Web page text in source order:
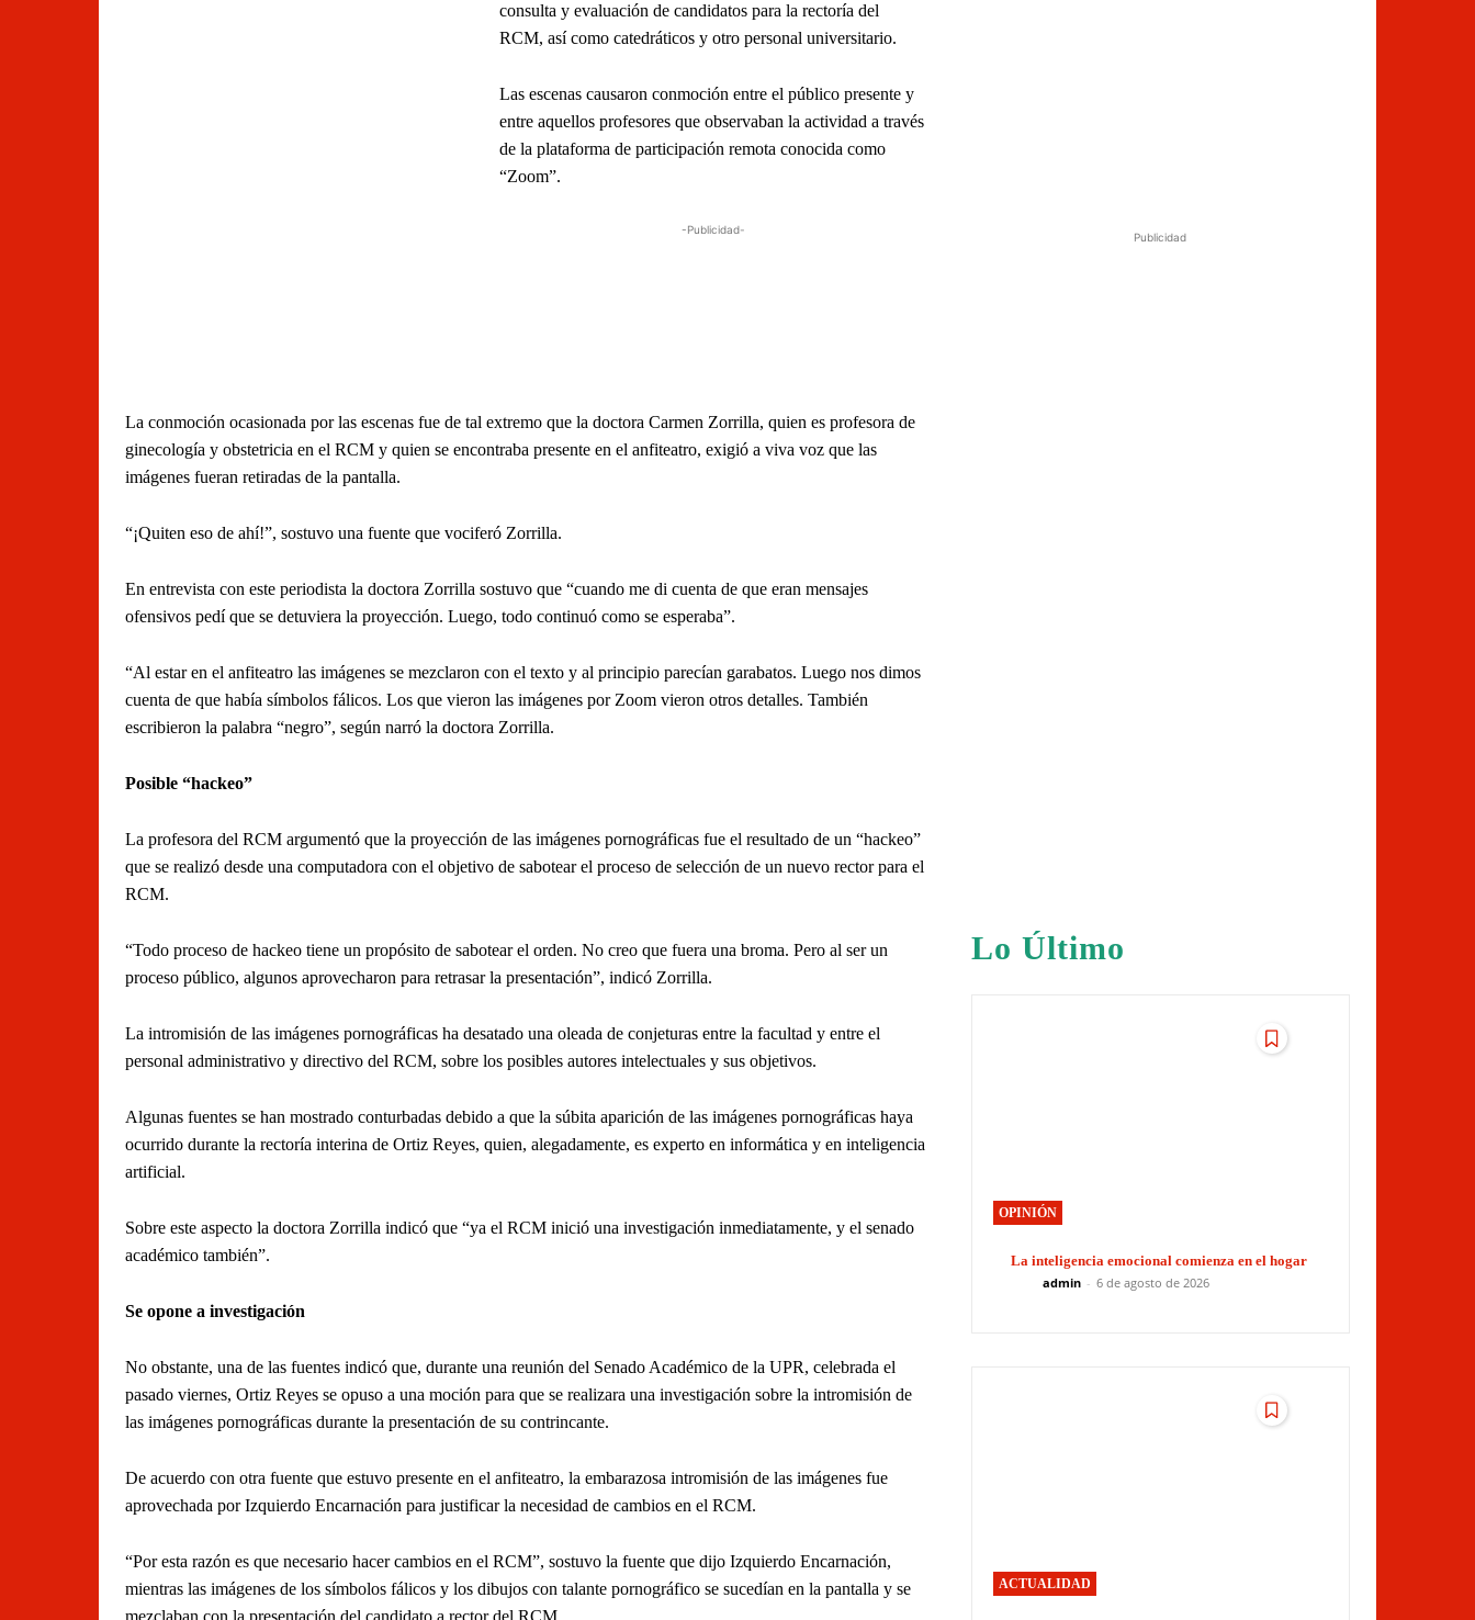
consulta y evaluación de candidatos para la rectoría del
RCM, así como catedráticos y otro personal universitario.
Las escenas causaron conmoción entre el público presente y
entre aquellos profesores que observaban la actividad a través
de la plataforma de participación remota conocida como
“Zoom”.
-Publicidad-
La conmoción ocasionada por las escenas fue de tal extremo que la doctora Carmen Zorrilla, quien es profesora de
ginecología y obstetricia en el RCM y quien se encontraba presente en el anfiteatro, exigió a viva voz que las
imágenes fueran retiradas de la pantalla.
“¡Quiten eso de ahí!”, sostuvo una fuente que vociferó Zorrilla.
En entrevista con este periodista la doctora Zorrilla sostuvo que “cuando me di cuenta de que eran mensajes
ofensivos pedí que se detuviera la proyección. Luego, todo continuó como se esperaba”.
“Al estar en el anfiteatro las imágenes se mezclaron con el texto y al principio parecían garabatos. Luego nos dimos
cuenta de que había símbolos fálicos. Los que vieron las imágenes por Zoom vieron otros detalles. También
escribieron la palabra “negro”, según narró la doctora Zorrilla.
Posible “hackeo”
La profesora del RCM argumentó que la proyección de las imágenes pornográficas fue el resultado de un “hackeo”
que se realizó desde una computadora con el objetivo de sabotear el proceso de selección de un nuevo rector para el
RCM.
“Todo proceso de hackeo tiene un propósito de sabotear el orden. No creo que fuera una broma. Pero al ser un
proceso público, algunos aprovecharon para retrasar la presentación”, indicó Zorrilla.
La intromisión de las imágenes pornográficas ha desatado una oleada de conjeturas entre la facultad y entre el
personal administrativo y directivo del RCM, sobre los posibles autores intelectuales y sus objetivos.
Algunas fuentes se han mostrado conturbadas debido a que la súbita aparición de las imágenes pornográficas haya
ocurrido durante la rectoría interina de Ortiz Reyes, quien, alegadamente, es experto en informática y en inteligencia
artificial.
Sobre este aspecto la doctora Zorrilla indicó que “ya el RCM inició una investigación inmediatamente, y el senado
académico también”.
Se opone a investigación
No obstante, una de las fuentes indicó que, durante una reunión del Senado Académico de la UPR, celebrada el
pasado viernes, Ortiz Reyes se opuso a una moción para que se realizara una investigación sobre la intromisión de
las imágenes pornográficas durante la presentación de su contrincante.
De acuerdo con otra fuente que estuvo presente en el anfiteatro, la embarazosa intromisión de las imágenes fue
aprovechada por Izquierdo Encarnación para justificar la necesidad de cambios en el RCM.
“Por esta razón es que necesario hacer cambios en el RCM”, sostuvo la fuente que dijo Izquierdo Encarnación,
mientras las imágenes de los símbolos fálicos y los dibujos con talante pornográfico se sucedían en la pantalla y se
Publicidad
Lo Último
OPINIÓN
La inteligencia emocional comienza en el hogar
admin - 6 de agosto de 2026
ACTUALIDAD